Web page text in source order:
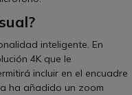
inteligente. En
4K que le
incluir en el encuadre
ha añadido un zoom